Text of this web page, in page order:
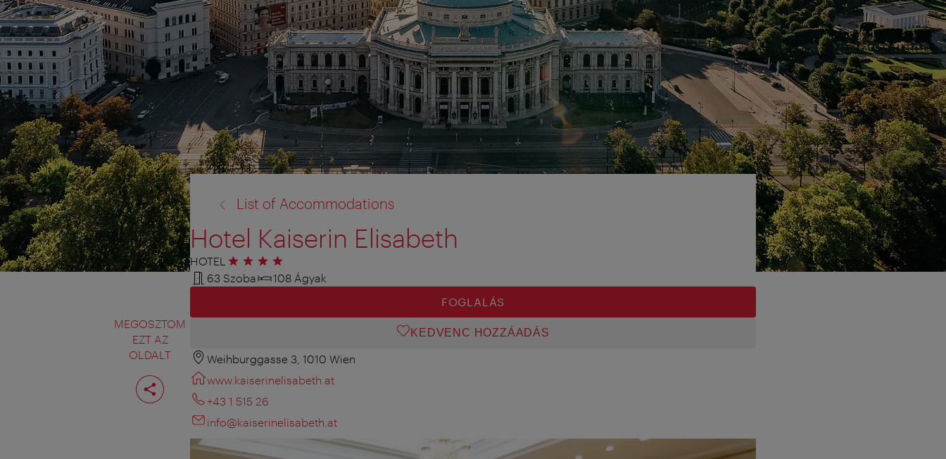
MEGOSZTOM
EZT AZ
OLDALT
Oldal
megosztása
List of Accommodations
Hotel Kaiserin Elisabeth
HOTEL 4 csillag
63 Szoba
108 Ágyak
FOGLALÁS
KEDVENC HOZZÁADÁS
Weihburggasse 3, 1010 Wien
www.kaiserinelisabeth.at
+43 1 515 26
info@kaiserinelisabeth.at